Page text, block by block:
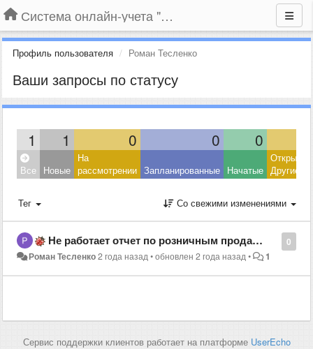
Система онлайн-учета "Большая Птица"
Профиль пользователя Роман Тесленко
Ваши запросы по статусу
1 1 0 0 0
Все Новые
На
рассмотрении Запланированные Начатые Другие
Тег Со свежими изменениями
0
Не работает отчет по розничным продажам
Роман Тесленко2 года назад•обновлен2 года назад• 1
Сервис поддержки клиентов работает на платформе UserEcho